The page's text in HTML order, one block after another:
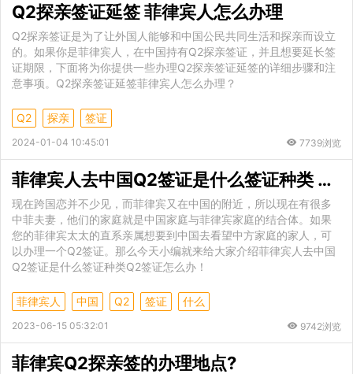
Q2探亲签证延签 菲律宾人怎么办理
Q2探亲签证是为了让外国人能够和中国公民共同生活和探亲而设立
的。如果你是菲律宾人，在中国持有Q2探亲签证，并且想要延长签
证期限，下面将为你提供一些办理Q2探亲签证延签的详细步骤和注
意事项。Q2探亲签证延签菲律宾人怎么办理？
Q2 探亲 签证
2024-01-04 10:45:01 7739浏览
菲律宾人去中国Q2签证是什么签证种类 Q2签证怎么办
现在跨国恋并不少见，而菲律宾又在中国的附近，所以现在有很多
中菲夫妻，他们的家庭就是中国家庭与菲律宾家庭的结合体。如果
您的菲律宾太太的直系亲属想要到中国去看望中方家庭的家人，可
以办理一个Q2签证。那么今天小编就来给大家介绍菲律宾人去中国
Q2签证是什么签证种类Q2签证怎么办！
菲律宾人 中国 Q2 签证 什么
2023-06-15 05:32:01 9742浏览
菲律宾Q2探亲签的办理地点?